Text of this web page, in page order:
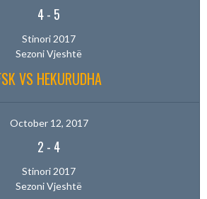
4- 5
Stinori 2017
Sezoni Vjeshtë
VS HEKURUDHA
October 12, 2017
2 - 4
Stinori 2017
Sezoni Vjeshtë